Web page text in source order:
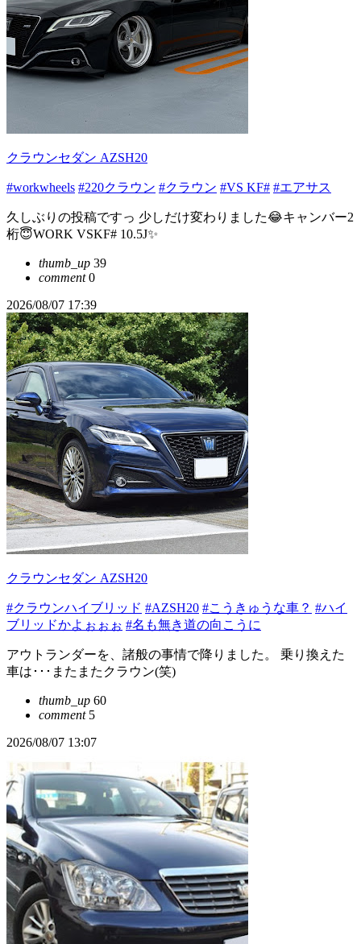
クラウンセダン AZSH20
#workwheels #220クラウン #クラウン #VS KF# #エアサス
久しぶりの投稿ですっ 少しだけ変わりました😂キャンバー2
桁😇WORK VSKF# 10.5J✨
thumb_up 39
comment0
2026/08/07 17:39
クラウンセダン AZSH20
#クラウンハイブリッド #AZSH20 #こうきゅうな車？ #ハイ
ブリッドかよぉぉぉ #名も無き道の向こうに
アウトランダーを、諸般の事情で降りました。 乗り換えた
車は･･･またまたクラウン(笑)
thumb_up 60
comment5
2026/08/07 13:07